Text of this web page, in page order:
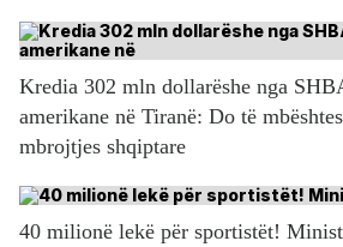
Kredia 302 mln dollarëshe nga
amerikane në Tiranë: Do të
mbrojtjes shqiptare
40 milionë lekë për sportistët!